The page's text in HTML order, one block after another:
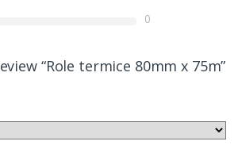
0
“Role termice 80mm x 75m”